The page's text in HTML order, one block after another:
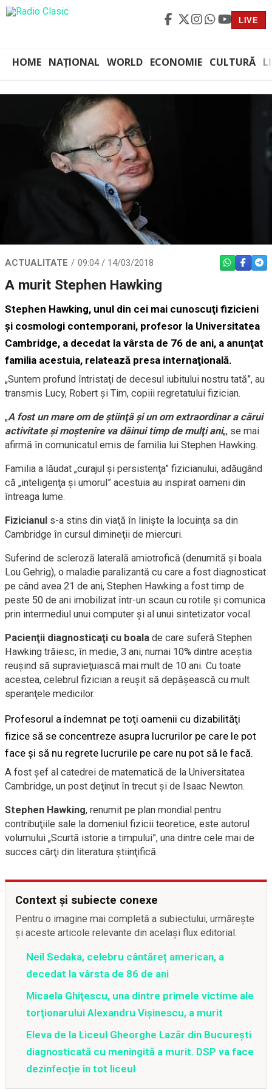
LIVE
HOME NAȚIONAL WORLD ECONOMIE CULTURĂ
ACTUALITATE 09:04 / 14/03/2018 WHATSAPP
A murit Stephen Hawking
Stephen Hawking, unul din cei mai cunoscuţi fizicieni
şi cosmologi contemporani, profesor la Universitatea
Cambridge, a decedat la vârsta de 76 de ani, a anunţat
familia acestuia, relatează presa internaţională.
„Suntem profund întristaţi de decesul iubitului nostru tată”, au
transmis Lucy, Robert şi Tim, copiii regretatului fizician.
„A fost un mare om de ştiinţă şi un om extraordinar a cărui
activitate şi moştenire va dăinui timp de mulţi ani„, se mai
afirmă în comunicatul emis de familia lui Stephen Hawking.
Familia a lăudat „curajul şi persistenţa” fizicianului, adăugând
că „inteligenţa şi umorul” acestuia au inspirat oameni din
întreaga lume.
Fizicianul s-a stins din viaţă în linişte la locuinţa sa din
Cambridge în cursul dimineţii de miercuri.
Suferind de scleroză laterală amiotrofică (denumită şi boala
Lou Gehrig), o maladie paralizantă cu care a fost diagnosticat
pe când avea 21 de ani, Stephen Hawking a fost timp de
peste 50 de ani imobilizat într-un scaun cu rotile şi comunica
prin intermediul unui computer şi al unui sintetizator vocal.
Pacienţii diagnosticaţi cu boala de care suferă Stephen
Hawking trăiesc, în medie, 3 ani, numai 10% dintre aceştia
reuşind să supravieţuiască mai mult de 10 ani. Cu toate
acestea, celebrul fizician a reuşit să depăşească cu mult
speranţele medicilor.
Profesorul a îndemnat pe toţi oamenii cu dizabilităţi
fizice să se concentreze asupra lucrurilor pe care le pot
face şi să nu regrete lucrurile pe care nu pot să le facă.
A fost şef al catedrei de matematică de la Universitatea
Cambridge, un post deţinut în trecut şi de Isaac Newton.
Stephen Hawking, renumit pe plan mondial pentru
contribuţiile sale la domeniul fizicii teoretice, este autorul
volumului „Scurtă istorie a timpului”, una dintre cele mai de
succes cărţi din literatura ştiinţifică.
Context și subiecte conexe
Pentru o imagine mai completă a subiectului, urmărește
și aceste articole relevante din același flux editorial.
Neil Sedaka, celebru cântăreț american, a
decedat la vârsta de 86 de ani
Micaela Ghiţescu, una dintre primele victime ale
torţionarului Alexandru Vişinescu, a murit
Eleva de la Liceul Gheorghe Lazăr din București
diagnosticată cu meningită a murit. DSP va face
dezinfecție în tot liceul